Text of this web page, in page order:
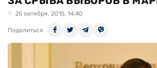
25 октября, 2015, 14:40
Поделиться